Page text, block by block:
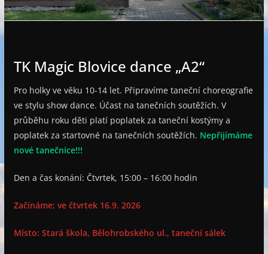
e
TK Magic Blovice dance „A2“
Pro holky ve věku 10-14 let. Připravíme taneční choreografie
ve stylu show dance. Účast na tanečních soutěžích. V
průběhu roku děti platí poplatek za taneční kostýmy a
poplatek za startovné na tanečních soutěžích. Nepřijímáme
nové tanečnice!!!
Den a čas konání: Čtvrtek, 15:00 – 16:00 hodin
Začínáme: ve čtvrtek 16.9. 2026
Místo: Stará škola, Bělohrobského ul., taneční sálek